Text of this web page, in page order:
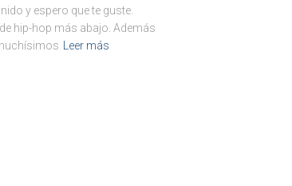
y espero que te guste.
hip-hop más abajo. Además
Leer más